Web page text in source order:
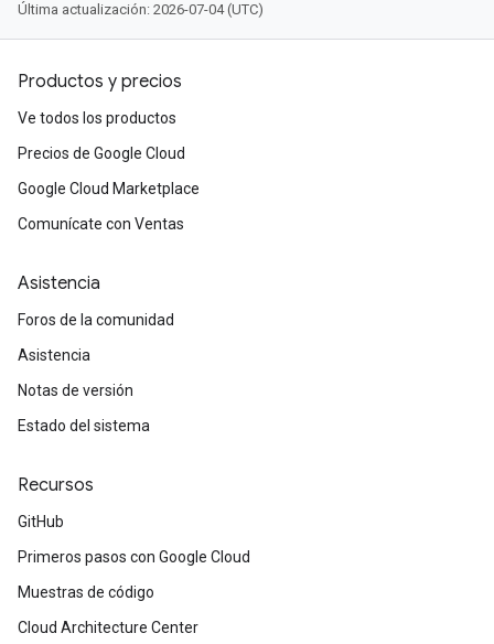
Última actualización: 2026-07-04 (UTC)
Productos y precios
Ve todos los productos
Precios de Google Cloud
Google Cloud Marketplace
Comunícate con Ventas
Asistencia
Foros de la comunidad
Asistencia
Notas de versión
Estado del sistema
Recursos
GitHub
Primeros pasos con Google Cloud
Muestras de código
Cloud Architecture Center